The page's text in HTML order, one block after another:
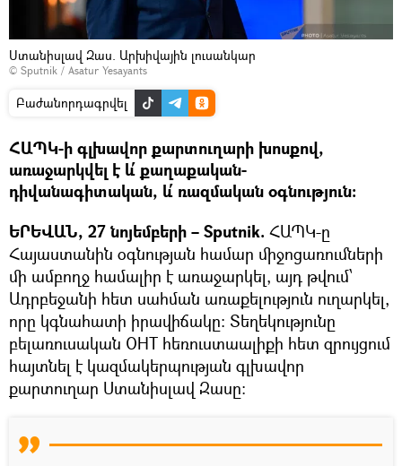
Ստանիսլավ Զաս. Արխիվային լուսանկար
© Sputnik / Asatur Yesayants
Բաժանորդագրվել
ՀԱՊԿ-ի գլխավոր քարտուղարի խոսքով,
առաջարկվել է և՛ քաղաքական-
դիվանագիտական, և՛ ռազմական օգնություն։
ԵՐԵՎԱՆ, 27 նոյեմբերի – Sputnik. ՀԱՊԿ-ը
Հայաստանին օգնության համար միջոցառումների
մի ամբողջ համալիր է առաջարկել, այդ թվում՝
Ադրբեջանի հետ սահման առաքելություն ուղարկել,
որը կգնահատի իրավիճակը։ Տեղեկությունը
բելառուսական ОНТ հեռուստաալիքի հետ զրույցում
հայտնել է կազմակերպության գլխավոր
քարտուղար Ստանիսլավ Զասը։